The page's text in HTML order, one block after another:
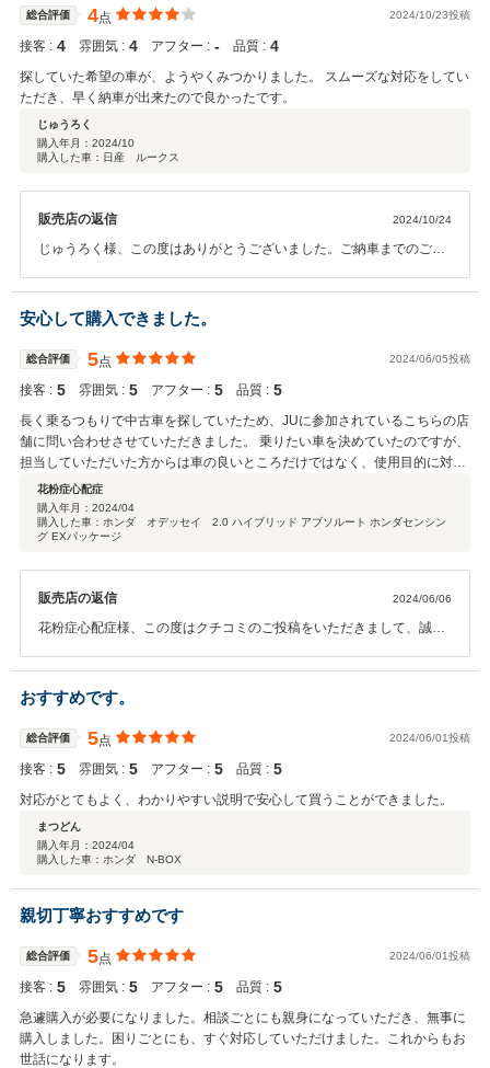
す。お気軽にご連絡ください。お待ちいたしております。またのご連
絡ご来店を心よりお待ちいたしております。引き続きどうぞよろしく
お願いいたします。
総合評価 4点 2024/10/23投稿
接客 : 4 雰囲気 : 4 アフター : ‐ 品質 : 4
探していた希望の車が、ようやくみつかりました。 スムーズな対応をしてい
ただき、早く納車が出来たので良かったです。
じゅうろく
購入年月： 2024/10
購入した車：日産 ルークス
販売店の返信 2024/10/24
じゅうろく様、この度はありがとうございました。ご納車までのご協
納車後の無料点検のご来店をお待ちいたしておりますので、是非お越
しください。宜しくお願いいたします。
安心して購入できました。
総合評価 5点 2024/06/05投稿
接客 : 5 雰囲気 : 5 アフター : 5 品質 : 5
長く乗るつもりで中古車を探していたため、JUに参加されているこちらの店
舗に問い合わせさせていただきました。 乗りたい車を決めていたのですが、
担当していただいた方からは車の良いところだけではなく、使用目的に対し
ての評価や競合車との比較などもわかりやすくご説明いただき、納得して購
入を決断することができました。 また、売ったらそれで終わりというわけで
はなく、その後のフォローもさせてくださいと仰り、長くお付き合いすると
いう姿勢も、とても好感が持てました。あまり中古車販売店には詳しくあり
ませんが、こういうお店は多くはないのではないでしょうか。 定期点検予約
の特典の１つとして、月1回の手洗い洗車もありがたいです。 長いお付き合
いとなりますが、今後ともよろしくお願いいたします。
花粉症心配症
購入年月： 2024/04
購入した車：ホンダ オデッセイ 2.0 ハイブリッド アブソルート ホンダセンシン
グ EXパッケージ
販売店の返信 2024/06/06
花粉症心配症様、この度はクチコミのご投稿をいただきまして、誠に
ます。せっかくのご縁でお車をお乗りいただいておりますので、今後
のカーライフにおいてもしっかりと安心してお使いになっていただけ
るようメンテナンスから洗車までサポートできればと思っておりま
す。今後とも末永いお付き合いをどうぞよろしくお願い申し上げま
す。何かご不明な点やお気づきの点がございましたら、お気軽にご連
絡ください。またのご来店をお待ちいたしております。ありがとうご
ざいました。
おすすめです。
総合評価 5点 2024/06/01投稿
接客 : 5 雰囲気 : 5 アフター : 5 品質 : 5
対応がとてもよく、わかりやすい説明で安心して買うことができました。
まつどん
購入年月： 2024/04
購入した車：ホンダ N-BOX
親切丁寧おすすめです
総合評価 5点 2024/06/01投稿
接客 : 5 雰囲気 : 5 アフター : 5 品質 : 5
急遽購入が必要になりました。相談ごとにも親身になっていただき、無事に
購入しました。困りごとにも、すぐ対応していただけました。これからもお
世話になります。